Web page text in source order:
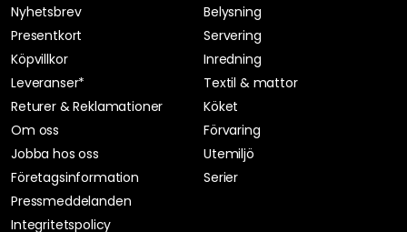
Nyhetsbrev
Presentkort
Köpvillkor
Leveranser*
Returer & Reklamationer
Om oss
Jobba hos oss
Företagsinformation
Pressmeddelanden
Integritetspolicy
Belysning
Servering
Inredning
Textil & mattor
Köket
Förvaring
Utemiljö
Serier